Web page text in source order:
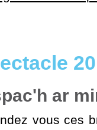
ar
vous ces